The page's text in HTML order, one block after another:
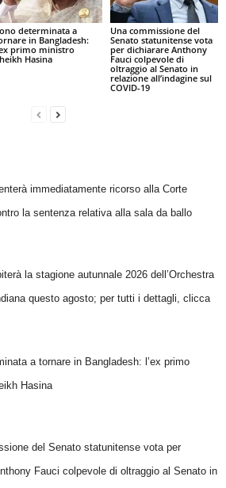
determinata a
in Bangladesh:
primo ministro
Hasina
Una commissione del
Senato statunitense vota
per dichiarare Anthony
Fauci colpevole di
oltraggio al Senato in
relazione all’indagine sul
COVID-19
immediatamente ricorso alla Corte
la sentenza relativa alla sala da ballo
la stagione autunnale 2026 dell’Orchestra
questo agosto; per tutti i dettagli, clicca
a tornare in Bangladesh: l’ex primo
Hasina
del Senato statunitense vota per
Fauci colpevole di oltraggio al Senato in